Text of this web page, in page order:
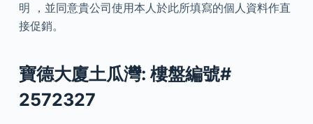
明 ，並同意貴公司使用本人於此所填寫的個人資料作直
接促銷。
寶德大廈土瓜灣: 樓盤編號#
2572327